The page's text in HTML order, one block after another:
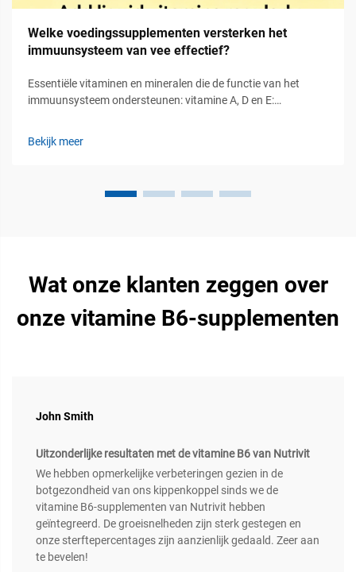
Welke voedingssupplementen versterken het
immuunsysteem van vee effectief?
Essentiële vitaminen en mineralen die de functie van het
immuunsysteem ondersteunen: vitamine A, D en E:
bij de regulatie van zowel het aangeboren als het aangeleerde
Bekijk meer
Wat onze klanten zeggen over
onze vitamine B6-supplementen
John Smith
Uitzonderlijke resultaten met de vitamine B6 van Nutrivit
We hebben opmerkelijke verbeteringen gezien in de
botgezondheid van ons kippenkoppel sinds we de
vitamine B6-supplementen van Nutrivit hebben
geïntegreerd. De groeisnelheden zijn sterk gestegen en
onze sterftepercentages zijn aanzienlijk gedaald. Zeer aan
te bevelen!